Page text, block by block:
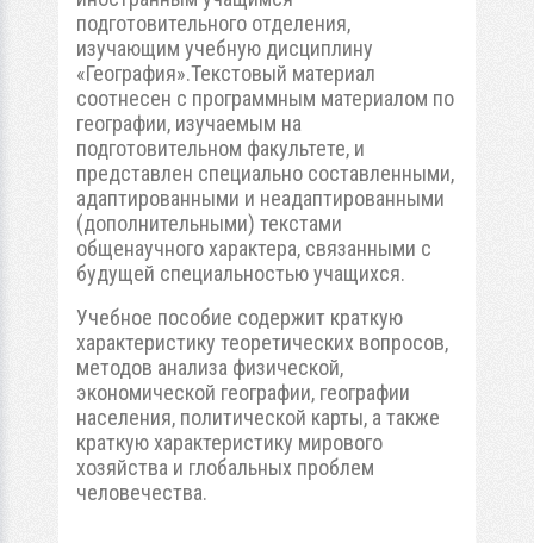
подготовительного отделения,
изучающим учебную дисциплину
«География».Текстовый материал
соотнесен с программным материалом по
географии, изучаемым на
подготовительном факультете, и
представлен специально составленными,
адаптированными и неадаптированными
(дополнительными) текстами
общенаучного характера, связанными с
будущей специальностью учащихся.
Учебное пособие содержит краткую
характеристику теоретических вопросов,
методов анализа физической,
экономической географии, географии
населения, политической карты, а также
краткую характеристику мирового
хозяйства и глобальных проблем
человечества.